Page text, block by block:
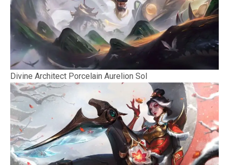
Divine Architect Porcelain Aurelion Sol